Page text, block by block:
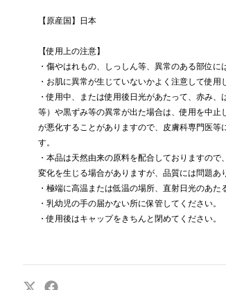
【原産国】日本
【使用上の注意】
・傷やはれもの、しっしん等、異常のある部位に
・お肌に異常が生じていないかよく注意して使用
・使用中、または使用後日光があたって、赤み
等）や黒ずみ等の異常が出た場合は、使用を中止
が悪化することがありますので、皮膚科専門医等
す。
・本品は天然由来の原料を配合しておりますの
変化を生じる場合がありますが、品質には問題あ
・極端に高温または低温の場所、直射日光のあた
・乳幼児の手の届かない所に保管してください。
・使用後はキャップをきちんと閉めてください。